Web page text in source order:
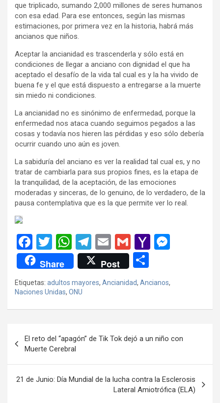
que triplicado, sumando 2,000 millones de seres humanos
con esa edad. Para ese entonces, según las mismas
estimaciones, por primera vez en la historia, habrá más
ancianos que niños.
Aceptar la ancianidad es trascenderla y sólo está en
condiciones de llegar a anciano con dignidad el que ha
aceptado el desafío de la vida tal cual es y la ha vivido de
buena fe y el que está dispuesto a entregarse a la muerte
sin miedo ni condiciones.
La ancianidad no es sinónimo de enfermedad, porque la
enfermedad nos ataca cuando seguimos pegados a las
cosas y todavía nos hieren las pérdidas y eso sólo debería
ocurrir cuando uno aún es joven.
La sabiduría del anciano es ver la realidad tal cual es, y no
tratar de cambiarla para sus propios fines, es la etapa de
la tranquilidad, de la aceptación, de las emociones
moderadas y sinceras, de lo genuino, de lo verdadero, de la
pausa contemplativa que es la que permite ver lo real.
F
a
ce
b
o
k
T
wi
tt
er
W
h
at
s
A
p
T
el
e
gr
a
E
m
ail
G
m
ail
Y
o
o
ail
g
Share Post
o
m
p
tir
Etiquetas: adultos mayores, Ancianidad, Ancianos,
Naciones Unidas, ONU
de
entradas
El reto del “apagón” de Tik Tok dejó a un niño con
Muerte Cerebral
21 de Junio: Día Mundial de la lucha contra la Esclerosis
Lateral Amiotrófica (ELA)